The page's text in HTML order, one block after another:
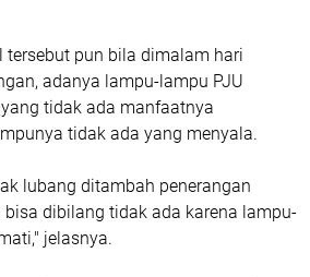
tersebut pun bila dimalam hari
adanya lampu-lampu PJU
tidak ada manfaatnya
tidak ada yang menyala.
lubang ditambah penerangan
dibilang tidak ada karena lampu-
jelasnya.